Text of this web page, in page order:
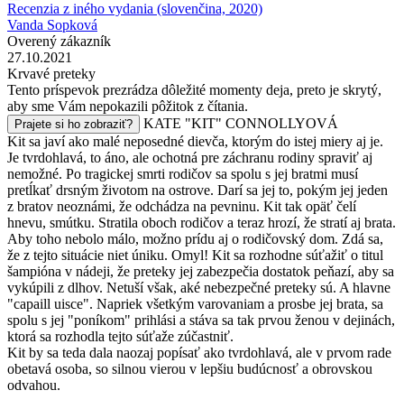
Recenzia z iného vydania (slovenčina, 2020)
Vanda Sopková
Overený zákazník
27.10.2021
Krvavé preteky
Tento príspevok prezrádza dôležité momenty deja, preto je skrytý,
aby sme Vám nepokazili pôžitok z čítania.
Prajete si ho zobraziť?
KATE "KIT" CONNOLLYOVÁ
Kit sa javí ako malé neposedné dievča, ktorým do istej miery aj je.
Je tvrdohlavá, to áno, ale ochotná pre záchranu rodiny spraviť aj
nemožné. Po tragickej smrti rodičov sa spolu s jej bratmi musí
pretĺkať drsným životom na ostrove. Darí sa jej to, pokým jej jeden
z bratov neoznámi, že odchádza na pevninu. Kit tak opäť čelí
hnevu, smútku. Stratila oboch rodičov a teraz hrozí, že stratí aj brata.
Aby toho nebolo málo, možno prídu aj o rodičovský dom. Zdá sa,
že z tejto situácie niet úniku. Omyl! Kit sa rozhodne súťažiť o titul
šampióna v nádeji, že preteky jej zabezpečia dostatok peňazí, aby sa
vykúpili z dlhov. Netuší však, aké nebezpečné preteky sú. A hlavne
"capaill uisce". Napriek všetkým varovaniam a prosbe jej brata, sa
spolu s jej "poníkom" prihlási a stáva sa tak prvou ženou v dejinách,
ktorá sa rozhodla tejto súťaže zúčastniť.
Kit by sa teda dala naozaj popísať ako tvrdohlavá, ale v prvom rade
obetavá osoba, so silnou vierou v lepšiu budúcnosť a obrovskou
odvahou.